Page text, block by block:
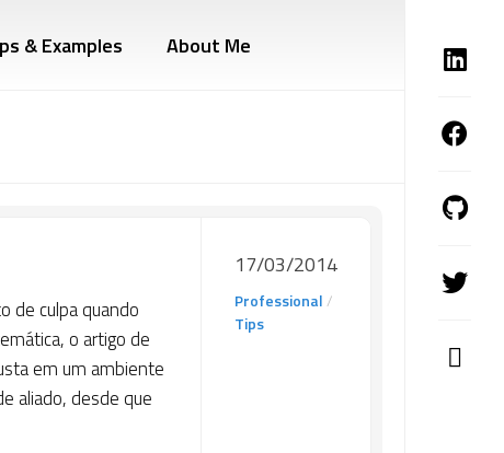
& Examples About Me
de culpa quando
o artigo de
em um ambiente
aliado, desde que
17/03/2014
Professional/
Tips